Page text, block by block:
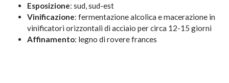
Esposizione: sud, sud-est
Vinificazione: fermentazione alcolica e macerazione in
vinificatori orizzontali di acciaio per circa 12-15 giorni
Affinamento: legno di rovere frances